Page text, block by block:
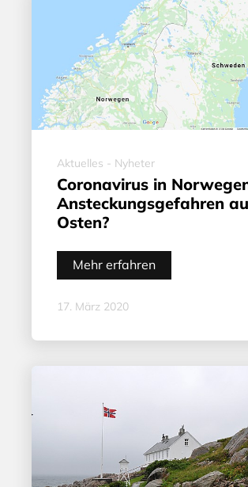
Aktuelles - Nyheter
Coronavirus in
Ansteckungsgefahren
Osten?
Mehr erfahren
17. März 2020